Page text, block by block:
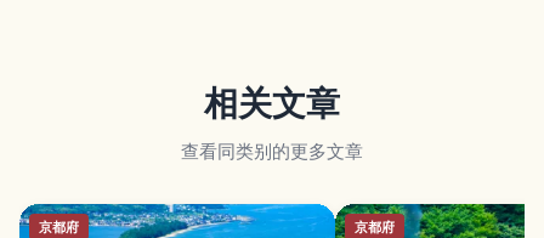
相关文章
查看同类别的更多文章
京都府 京都府